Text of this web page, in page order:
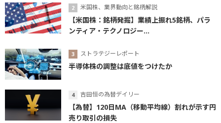
米国株、業界動向と銘柄解説
【米国株：銘柄発掘】業績上振れ5銘柄、パラ
ンティア・テクノロジー...
ストラテジーレポート
半導体株の調整は底値をつけたか
吉田恒の為替デイリー
【為替】120日MA（移動平均線）割れが示す円
売り取引の損失